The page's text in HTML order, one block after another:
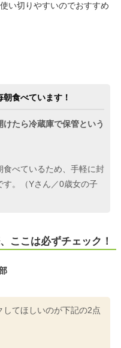
い切りやすいのでおすすめ
食べています！
たら冷蔵庫で保管という
べているため、手軽に封
。（Yさん／0歳女の子
ここは必ずチェック！
てほしいのが下記の2点